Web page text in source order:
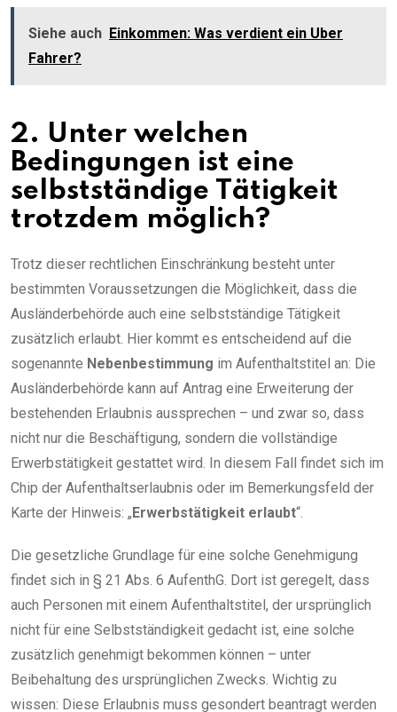
Siehe auch Einkommen: Was verdient ein Uber
Fahrer?
2. Unter welchen
Bedingungen ist eine
selbstständige Tätigkeit
trotzdem möglich?
Trotz dieser rechtlichen Einschränkung besteht unter
bestimmten Voraussetzungen die Möglichkeit, dass die
Ausländerbehörde auch eine selbstständige Tätigkeit
zusätzlich erlaubt. Hier kommt es entscheidend auf die
sogenannte Nebenbestimmung im Aufenthaltstitel an: Die
Ausländerbehörde kann auf Antrag eine Erweiterung der
bestehenden Erlaubnis aussprechen – und zwar so, dass
nicht nur die Beschäftigung, sondern die vollständige
Erwerbstätigkeit gestattet wird. In diesem Fall findet sich im
Chip der Aufenthaltserlaubnis oder im Bemerkungsfeld der
Karte der Hinweis: „ Erwerbstätigkeit erlaubt“.
Die gesetzliche Grundlage für eine solche Genehmigung
findet sich in § 21 Abs. 6 AufenthG. Dort ist geregelt, dass
auch Personen mit einem Aufenthaltstitel, der ursprünglich
nicht für eine Selbstständigkeit gedacht ist, eine solche
zusätzlich genehmigt bekommen können – unter
Beibehaltung des ursprünglichen Zwecks. Wichtig zu
wissen: Diese Erlaubnis muss gesondert beantragt werden